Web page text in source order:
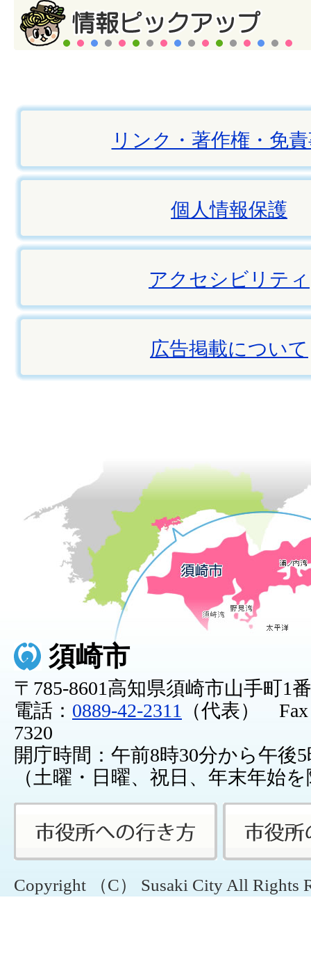
リンク・著作権・免
個人情報保護
アクセシビリティ
広告掲載について
須崎市
〒785-8601高知県須崎市山手町1
電話： 0889-42-2311
（代表） Fax
7320
開庁時間：午前8時30分から午後
（土曜・日曜、祝日、年末年始
Copyright （C） Susaki City All Rights